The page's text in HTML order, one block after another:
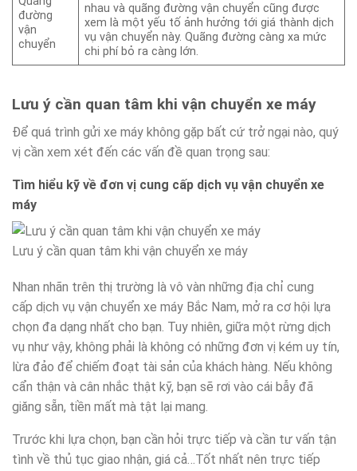
đường
vận
chuyển
nhau và quãng đường vận chuyển cũng được
xem là một yếu tố ảnh hưởng tới giá thành dịch
vụ vận chuyển này. Quãng đường càng xa mức
chi phí bỏ ra càng lớn.
Lưu ý cần quan tâm khi vận chuyển xe máy
Để quá trình gửi xe máy không gặp bất cứ trở ngại nào, quý
vị cần xem xét đến các vấn đề quan trọng sau:
Tìm hiểu kỹ về đơn vị cung cấp dịch vụ vận chuyển xe
máy
Lưu ý cần quan tâm khi vận chuyển xe máy
Nhan nhãn trên thị trường là vô vàn những địa chỉ cung
cấp dịch vụ vận chuyển xe máy Bắc Nam, mở ra cơ hội lựa
chọn đa dạng nhất cho bạn. Tuy nhiên, giữa một rừng dịch
vụ như vậy, không phải là không có những đơn vị kém uy tín,
lừa đảo để chiếm đoạt tài sản của khách hàng. Nếu không
cẩn thận và cân nhắc thật kỹ, bạn sẽ rơi vào cái bẫy đã
giăng sẵn, tiền mất mà tật lại mang.
Trước khi lựa chọn, bạn cần hỏi trực tiếp và cần tư vấn tận
tình về thủ tục giao nhận, giá cả…Tốt nhất nên trực tiếp